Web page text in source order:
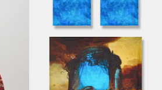
młodzieńczych, kiedy
ogranicza się do
alchemią, folklorem
Tworzy dzieła
ceremonialnych strojów.
w których człowiek i
symboli, które